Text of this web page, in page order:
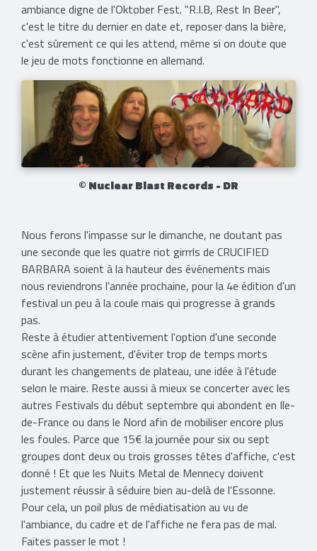
ambiance digne de l'Oktober Fest. "R.I.B, Rest In Beer",
c'est le titre du dernier en date et, reposer dans la bière,
c'est sûrement ce qui les attend, même si on doute que
le jeu de mots fonctionne en allemand.
© Nuclear Blast Records - DR
Nous ferons l'impasse sur le dimanche, ne doutant pas
une seconde que les quatre riot girrrls de CRUCIFIED
BARBARA soient à la hauteur des événements mais
nous reviendrons l'année prochaine, pour la 4e édition d'un
festival un peu à la coule mais qui progresse à grands
pas.
Reste à étudier attentivement l'option d'une seconde
scène afin justement, d'éviter trop de temps morts
durant les changements de plateau, une idée à l'étude
selon le maire. Reste aussi à mieux se concerter avec les
autres Festivals du début septembre qui abondent en Ile-
de-France ou dans le Nord afin de mobiliser encore plus
les foules. Parce que 15€ la journée pour six ou sept
groupes dont deux ou trois grosses têtes d'affiche, c'est
donné ! Et que les Nuits Metal de Mennecy doivent
justement réussir à séduire bien au-delà de l'Essonne.
Pour cela, un poil plus de médiatisation au vu de
l'ambiance, du cadre et de l'affiche ne fera pas de mal.
Faites passer le mot !